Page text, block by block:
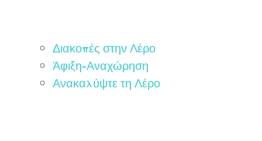
Διακοπές στην Λέρο
Άφιξη-Αναχώρηση
Ανακαλύψτε τη Λέρο